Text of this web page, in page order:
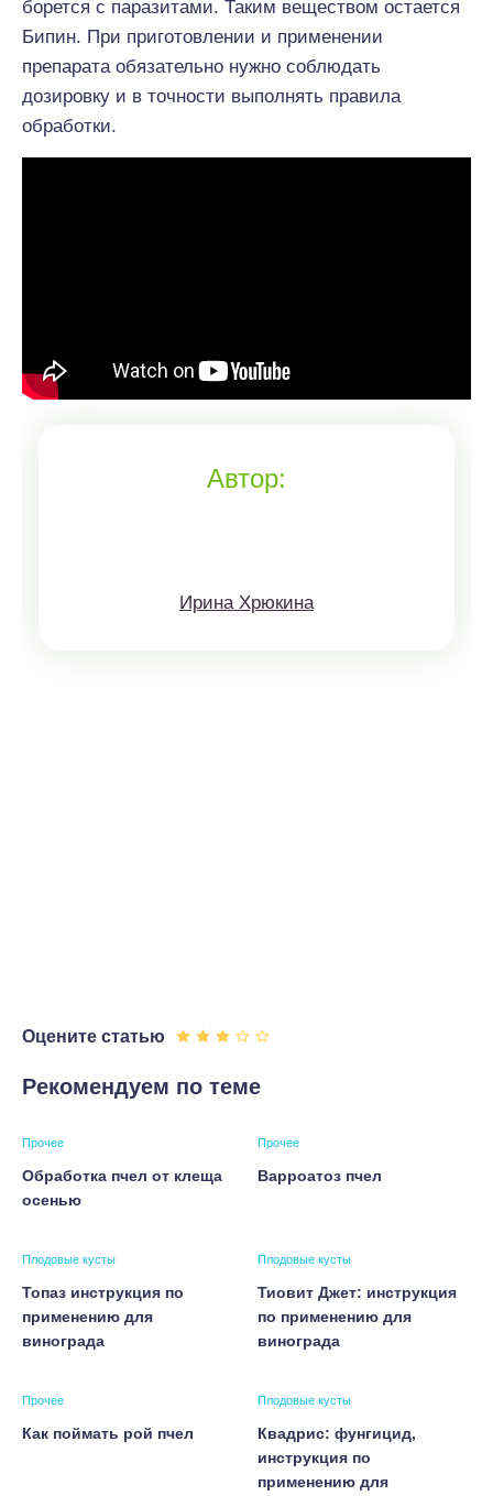
борется с паразитами. Таким веществом остается
Бипин. При приготовлении и применении
препарата обязательно нужно соблюдать
дозировку и в точности выполнять правила
обработки.
Автор:
Ирина Хрюкина
Оцените статью
Рекомендуем по теме
Прочее
Обработка пчел от клеща
осенью
Прочее
Варроатоз пчел
Плодовые кусты
Топаз инструкция по
применению для
винограда
Плодовые кусты
Тиовит Джет: инструкция
по применению для
винограда
Прочее
Как поймать рой пчел
Плодовые кусты
Квадрис: фунгицид,
инструкция по
применению для